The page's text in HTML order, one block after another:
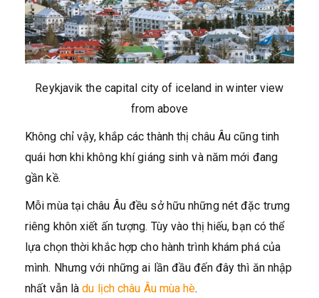
Reykjavik the capital city of iceland in winter view
from above
Không chỉ vậy, khắp các thành thị châu Âu cũng tinh
quái hơn khi không khí giáng sinh và năm mới đang
gần kề.
Mỗi mùa tại châu Âu đều sở hữu những nét đặc trưng
riêng khôn xiết ấn tượng. Tùy vào thị hiếu, bạn có thể
lựa chọn thời khắc hợp cho hành trình khám phá của
mình. Nhưng với những ai lần đầu đến đây thì ăn nhập
nhất vẫn làdu lịch châu Âu mùa hè.